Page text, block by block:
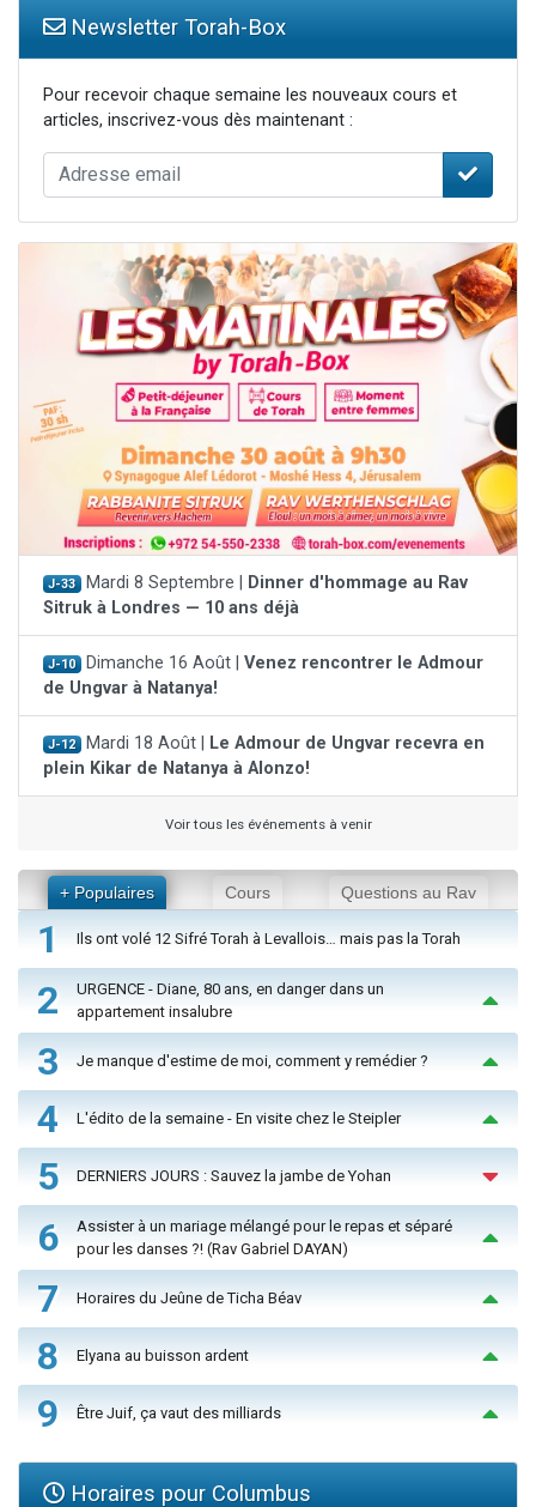
Newsletter Torah-Box
Pour recevoir chaque semaine les nouveaux cours et
articles, inscrivez-vous dès maintenant :
J-33 Mardi 8 Septembre |
Dinner d'hommage au Rav
Sitruk à Londres — 10 ans déjà
J-10 Dimanche 16 Août | Venez rencontrer le Admour
de Ungvar à Natanya!
J-12 Mardi 18 Août |
Le Admour de Ungvar recevra en
plein Kikar de Natanya à Alonzo!
Voir tous les événements à venir
+ Populaires Cours Questions au Rav
1 Ils ont volé 12 Sifré Torah à Levallois… mais pas la Torah
2
URGENCE - Diane, 80 ans, en danger dans un
appartement insalubre
3 Je manque d'estime de moi, comment y remédier ?
4 L'édito de la semaine - En visite chez le Steipler
5 DERNIERS JOURS : Sauvez la jambe de Yohan
6
Assister à un mariage mélangé pour le repas et séparé
pour les danses ?! (Rav Gabriel DAYAN)
7 Horaires du Jeûne de Ticha Béav
8 Elyana au buisson ardent
9 Être Juif, ça vaut des milliards
Horaires pour Columbus